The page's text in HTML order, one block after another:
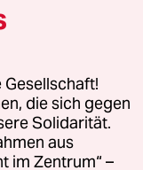
die
grüne
wetten,
zitierte
die sich gegen
Solidarität.
aus
im Zentrum“ –